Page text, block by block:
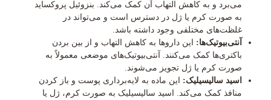
می‌برد و به کاهش التهاب آن کمک می‌کند. بنزوئیل پروکساید
به صورت کرم یا ژل در دسترس است و می‌تواند در
غلظت‌های مختلفی وجود داشته باشد.
آنتی‌بیوتیک‌ها: این داروها به کاهش التهاب و از بین بردن
باکتری‌ها کمک می‌کنند. آنتی‌بیوتیک‌های موضعی معمولاً به
صورت کرم یا ژل تجویز می‌شوند.
اسید سالیسیلیک: این ماده به لایه‌برداری پوست و باز کردن
منافذ کمک می‌کند. اسید سالیسیلیک به صورت کرم، ژل یا